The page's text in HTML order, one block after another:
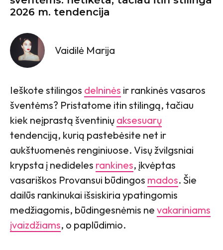
2026 m. tendencija
Vaidilė Marija
Ieškote stilingos delninės ir rankinės vasaros
šventėms? Pristatome itin stilingą, tačiau
kiek neįprastą šventinių aksesuarų
tendenciją, kurią pastebėsite net ir
aukštuomenės renginiuose. Visų žvilgsniai
krypsta į nedideles rankines, įkvėptas
vasariškos Provansui būdingos mados. Šie
dailūs rankinukai išsiskiria ypatingomis
medžiagomis, būdingesnėmis ne vakariniams
įvaizdžiams, o paplūdimio.